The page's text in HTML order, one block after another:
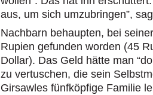
aus, um sich umzubringen”,
Nachbarn behaupten, bei
Rupien gefunden worden (45
Dollar). Das Geld hätte man
zu vertuschen, die sein
Girsawles fünfköpfige Familie